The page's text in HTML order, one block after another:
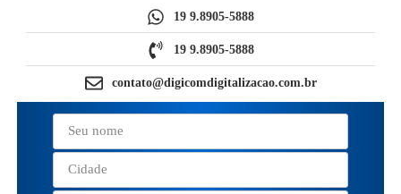
19 9.8905-5888
19 9.8905-5888
contato@digicomdigitalizacao.com.br